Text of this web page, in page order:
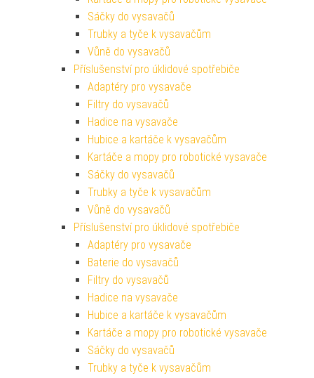
Sáčky do vysavačů
Trubky a tyče k vysavačům
Vůně do vysavačů
Příslušenství pro úklidové spotřebiče
Adaptéry pro vysavače
Filtry do vysavačů
Hadice na vysavače
Hubice a kartáče k vysavačům
Kartáče a mopy pro robotické vysavače
Sáčky do vysavačů
Trubky a tyče k vysavačům
Vůně do vysavačů
Příslušenství pro úklidové spotřebiče
Adaptéry pro vysavače
Baterie do vysavačů
Filtry do vysavačů
Hadice na vysavače
Hubice a kartáče k vysavačům
Kartáče a mopy pro robotické vysavače
Sáčky do vysavačů
Trubky a tyče k vysavačům